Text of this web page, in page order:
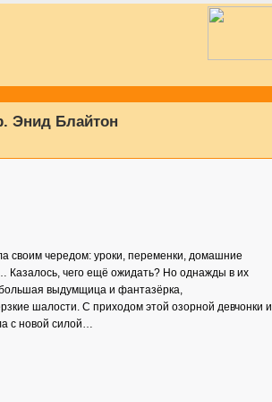
Энид Блайтон
своим чередом: уроки, переменки, домашние
Казалось, чего ещё ожидать? Но однажды в их
выдумщица и фантазёрка,
шалости. С приходом этой озорной девчонки и
с новой силой…